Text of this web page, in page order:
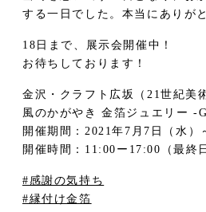
する一日でした。本当にありが
18日まで、展示会開催中！
お待ちしております！
金沢・クラフト広坂（21世紀美
風のかがやき 金箔ジュエリー -
開催期間：2021年7月7日（水）
開催時間：11:00ー17:00（最終
#感謝の気持ち
#縁付け金箔